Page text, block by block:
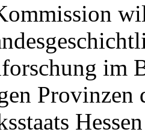
im
Provinzen